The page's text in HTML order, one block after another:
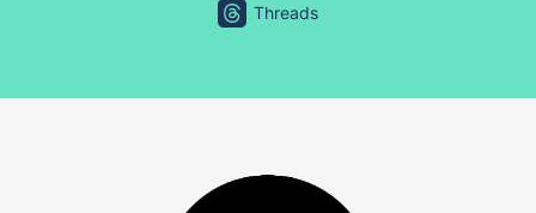
Threads